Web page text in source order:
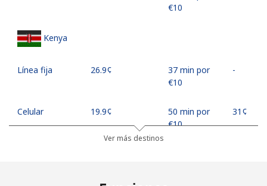
⁦€10⁩
Kenya
Línea fija ⁦26.9¢⁩
37 min por
⁦€10⁩
-
Celular ⁦19.9¢⁩
50 min por
⁦€10⁩
⁦31¢⁩
Ver más destinos